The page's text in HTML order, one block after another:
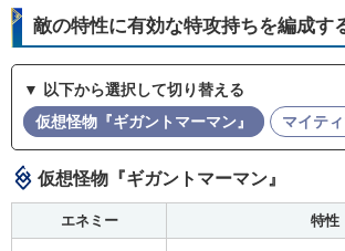
敵の特性に有効な特攻持ちを編成す
▼ 以下から選択して切り替える
仮想怪物『ギガントマーマン』
マイテ
仮想怪物『ギガントマーマン』
エネミー 特性